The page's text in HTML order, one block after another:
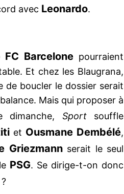
avec Leonardo.
FC Barcelone pourraient
Et chez les Blaugrana,
de boucler le dossier serait
Mais qui proposer à
dimanche, Sportsouffle
et Ousmane Dembélé,
Griezmannserait le seul
PSG. Se dirige-t-on donc
?